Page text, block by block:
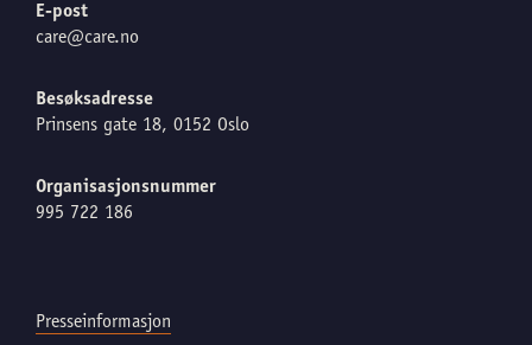
E-post
care@care.no
Besøksadresse
Prinsens gate 18, 0152 Oslo
Organisasjonsnummer
995 722 186
Presseinformasjon